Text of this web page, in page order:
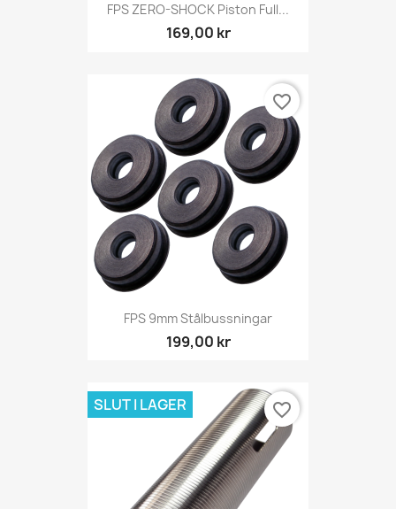
FPS ZERO-SHOCK Piston Full...
169,00 kr
FPS 9mm Stålbussningar
199,00 kr
favorite_border
SLUT I LAGER favorite_border